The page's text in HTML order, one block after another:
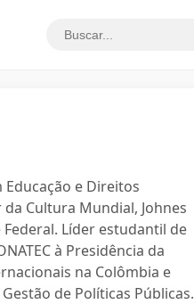
Educação e Direitos
da Cultura Mundial, Johnes
Líder estudantil de
à Presidência da
na Colômbia e
de Políticas Públicas.